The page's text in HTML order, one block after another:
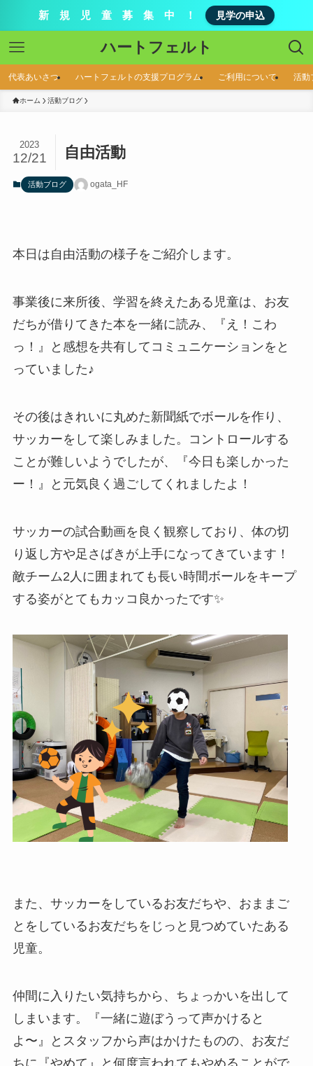
新 規 児 童 募 集 中 ！ 見学の申込
ハートフェルト
代表あいさつ ハートフェルトの支援プログラム ご利用について 活動
ホーム 活動ブログ
自由活動
2023
12/21
活動ブログ ogata_HF
本日は自由活動の様子をご紹介します。
事業後に来所後、学習を終えたある児童は、お友
だちが借りてきた本を一緒に読み、『え！こわ
っ！』と感想を共有してコミュニケーションをと
っていました♪
その後はきれいに丸めた新聞紙でボールを作り、
サッカーをして楽しみました。コントロールする
ことが難しいようでしたが、『今日も楽しかった
ー！』と元気良く過ごしてくれましたよ！
サッカーの試合動画を良く観察しており、体の切
り返し方や足さばきが上手になってきています！
敵チーム2人に囲まれても長い時間ボールをキープ
する姿がとてもカッコ良かったです✨
また、サッカーをしているお友だちや、おままご
とをしているお友だちをじっと見つめていたある
児童。
仲間に入りたい気持ちから、ちょっかいを出して
しまいます。『一緒に遊ぼうって声かけると
よ〜』とスタッフから声はかけたものの、お友だ
ちに『やめて』と何度言われてもやめることがで